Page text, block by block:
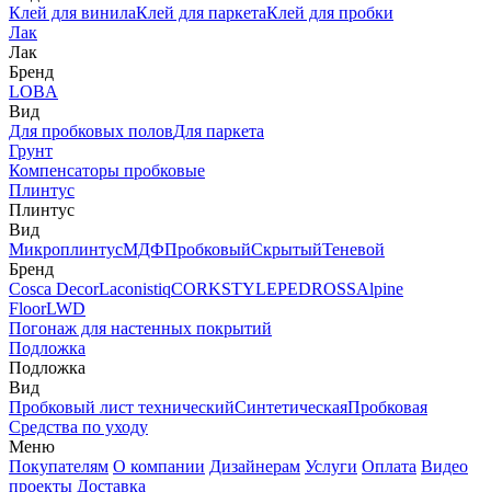
Клей для винилаКлей для паркетаКлей для пробки
Лак
Лак
Бренд
LOBA
Вид
Для пробковых половДля паркета
Грунт
Компенсаторы пробковые
Плинтус
Плинтус
Вид
МикроплинтусМДФПробковыйСкрытыйТеневой
Бренд
Cosca DecorLaconistiqCORKSTYLEPEDROSSAlpine
FloorLWD
Погонаж для настенных покрытий
Подложка
Подложка
Вид
Пробковый лист техническийСинтетическаяПробковая
Средства по уходу
Меню
Покупателям О компании Дизайнерам Услуги Оплата Видео
проекты Доставка